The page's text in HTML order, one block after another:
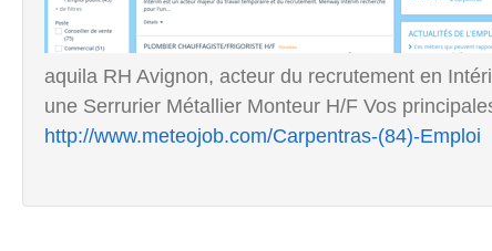
aquila RH Avignon, acteur du recrutement en
une Serrurier Métallier Monteur H/F Vos
http://www.meteojob.com/Carpentras-(84)-Emploi